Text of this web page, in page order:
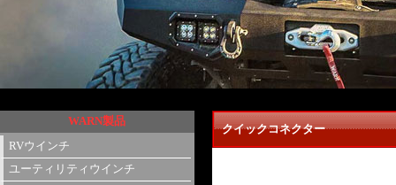
クイックコネクター
WARN製品
RVウインチ
ユーティリティウインチ